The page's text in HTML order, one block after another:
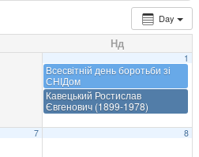
Day
Нд
1
Всесвітній день боротьби зі
СНІДом
Кавецький Ростислав
Євгенович (1899-1978)
7 8